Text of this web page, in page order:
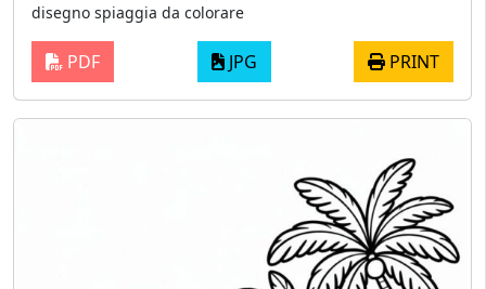
disegno spiaggia da colorare
PDF JPG PRINT